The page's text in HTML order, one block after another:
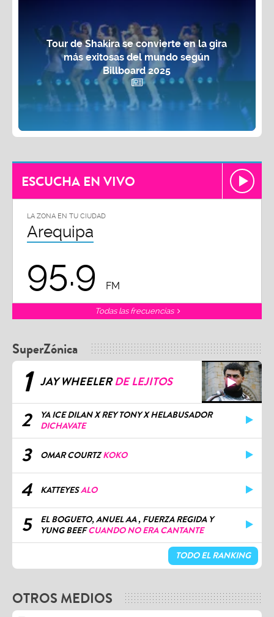
Tour de Shakira se convierte en la gira
más exitosas del mundo según
Billboard 2025
ESCUCHA EN VIVO
LA ZONA EN TU CIUDAD
Arequipa
95.9 FM
Todas las frecuencias
SuperZónica
1 JAY WHEELERDE LEJITOS
2
YA ICE DILAN X REY TONY X HELABUSADOR
DICHAVATE
3 OMAR COURTZKOKO
4 KATTEYESALO
5
EL BOGUETO, ANUEL AA , FUERZA REGIDA Y
YUNG BEEFCUANDO NO ERA CANTANTE
TODO EL RANKING
OTROS MEDIOS